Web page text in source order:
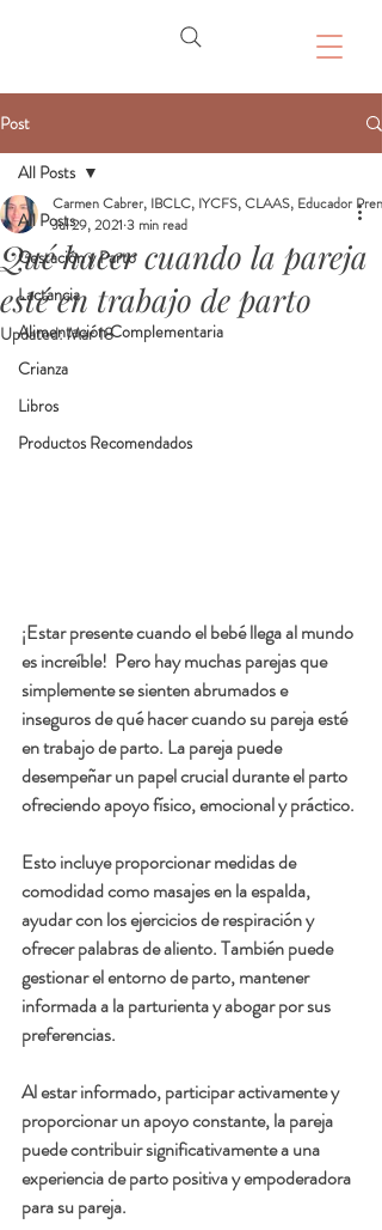
Post
All Posts
Gestación y Parto
Lactancia
Alimentación Complementaria
Crianza
Libros
Productos Recomendados
All Posts
Qué hacer cuando la pareja
esté en trabajo de parto
Carmen Cabrer, IBCLC, IYCFS, CLAAS, Educador
Jul 29, 2021 3 min read
Updated:Mar 18
¡Estar presente cuando el bebé llega al mundo
es increíble!  Pero hay muchas parejas que
simplemente se sienten abrumados e
inseguros de qué hacer cuando su pareja esté
en trabajo de parto. La pareja puede
desempeñar un papel crucial durante el parto
ofreciendo apoyo físico, emocional y práctico.
Esto incluye proporcionar medidas de
comodidad como masajes en la espalda,
ayudar con los ejercicios de respiración y
ofrecer palabras de aliento. También puede
gestionar el entorno de parto, mantener
informada a la parturienta y abogar por sus
preferencias.
Al estar informado, participar activamente y
proporcionar un apoyo constante, la pareja
puede contribuir significativamente a una
experiencia de parto positiva y empoderadora
para su pareja.